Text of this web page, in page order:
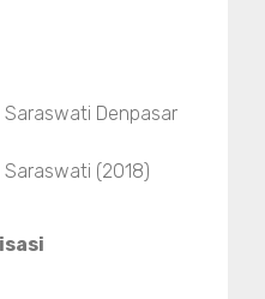
Saraswati Denpasar
Saraswati (2018)